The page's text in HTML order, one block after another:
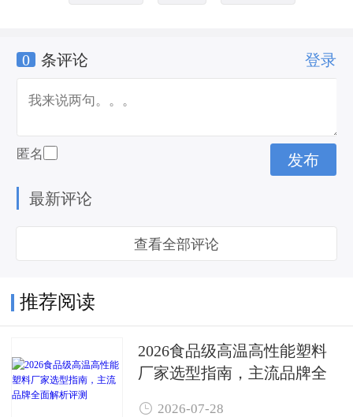
0 条评论 登录
匿名
最新评论
查看全部评论
推荐阅读
2026食品级高温高性能塑料
厂家选型指南，主流品牌全
 2026-07-28